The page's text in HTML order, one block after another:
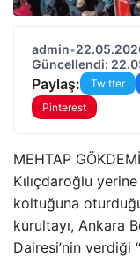
admin•
Güncellendi:
Paylaş: Twitter
Pinterest
MEHTAP
Kılıçdaroğlu
koltuğuna
kurultayı, Ankara
Dairesi’nin verdiği